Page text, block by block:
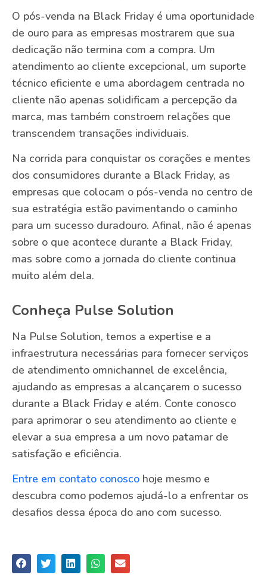
O pós-venda na Black Friday é uma oportunidade
de ouro para as empresas mostrarem que sua
dedicação não termina com a compra. Um
atendimento ao cliente excepcional, um suporte
técnico eficiente e uma abordagem centrada no
cliente não apenas solidificam a percepção da
marca, mas também constroem relações que
transcendem transações individuais.
Na corrida para conquistar os corações e mentes
dos consumidores durante a Black Friday, as
empresas que colocam o pós-venda no centro de
sua estratégia estão pavimentando o caminho
para um sucesso duradouro. Afinal, não é apenas
sobre o que acontece durante a Black Friday,
mas sobre como a jornada do cliente continua
muito além dela.
Conheça Pulse Solution
Na Pulse Solution, temos a expertise e a
infraestrutura necessárias para fornecer serviços
de atendimento omnichannel de excelência,
ajudando as empresas a alcançarem o sucesso
durante a Black Friday e além. Conte conosco
para aprimorar o seu atendimento ao cliente e
elevar a sua empresa a um novo patamar de
satisfação e eficiência.
Entre em contato conosco hoje mesmo e
descubra como podemos ajudá-lo a enfrentar os
desafios dessa época do ano com sucesso.